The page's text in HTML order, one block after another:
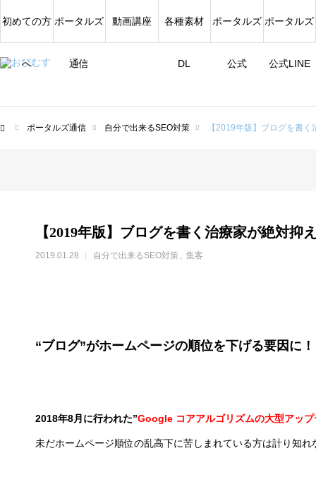
初めての方
へ
ポータルズ
通信
動画講座 各種素材
DL
ポータルズ
公式
ポータルズ
公式LINE
ポータルズ通信 自分で出来るSEO対策 【2019年版】ブログを書
【2019年版】ブログを書く治療家が絶対抑
2019.01.28 自分で出来るSEO対策 集客
“ブログ”がホームページの順位を下げる要因に
2018年8月に行われた”Google コアアルゴリズムの大型アップ
未だホームページ順位の乱高下に苦しまれている方は計り知れ